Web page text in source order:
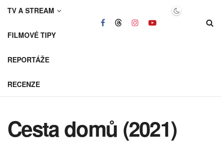
TV A STREAM
FILMOVÉ TIPY
REPORTÁŽE
RECENZE
Cesta domů (2021)